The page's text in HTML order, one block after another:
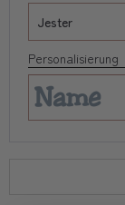
Personalisierung